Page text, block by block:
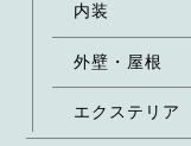
内装
外壁・屋根
エクステリア